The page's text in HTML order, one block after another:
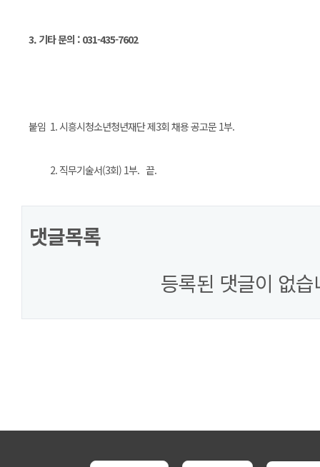
3. 기타 문의 : 031-435-7602
붙임 1. 시흥시청소년청년재단 제3회 채용 공고문 1부.
2. 직무기술서(3회) 1부. 끝.
댓글목록
등록된 댓글이 없습